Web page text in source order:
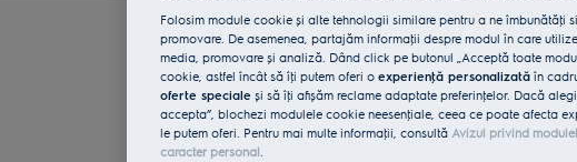
Folosim module cookie și alte tehnologii similare pentru a ne îmbunătăţi
promovare. De asemenea, partajăm informaţii despre modul în care
media, promovare și analiză. Dând click pe butonul „Acceptă toate
cookie, astfel încât să îţi putem oferi o experienţă personalizată în
oferte speciale și să îţi afișăm reclame adaptate preferinţelor. Dacă
accepta”, blochezi modulele cookie neesenţiale, ceea ce poate afecta
le putem oferi. Pentru mai multe informaţii, consultă Avizul privind
caracter personal.